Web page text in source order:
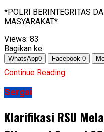
*POLRI BERINTEGRITAS
MASYARAKAT*
Views: 83
Bagikan ke
WhatsApp0 Facebook 0
Continue Reading
Sergai
Klarifikasi RSU